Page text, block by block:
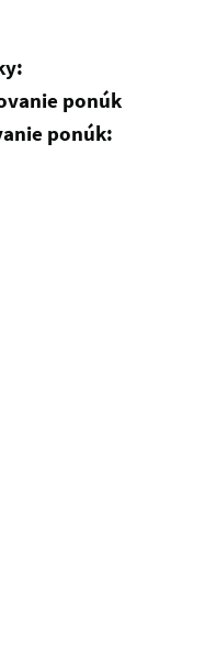
ponúk
ponúk: